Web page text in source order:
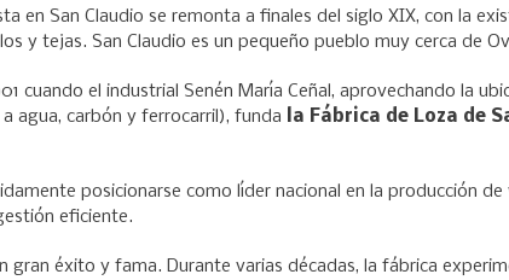
en San Claudio se remonta a finales del siglo XIX, con la
y tejas. San Claudio es un pequeño pueblo muy cerca de
cuando el industrial Senén María Ceñal, aprovechando la
agua, carbón y ferrocarril), funda
la Fábrica de Loza de
posicionarse como líder nacional en la producción de
eficiente.
gran éxito y fama. Durante varias décadas, la fábrica